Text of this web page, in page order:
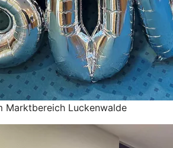
Marktbereich Luckenwalde